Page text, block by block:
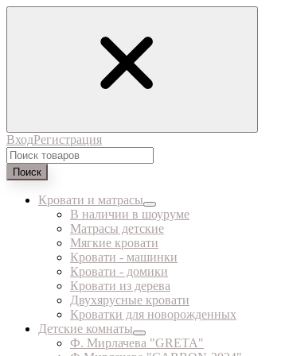
ВходРегистрация
Поиск
Кровати и матрасы
В наличии в шоуруме
Матрасы детские
Мягкие кровати
Кровати - машинки
Кровати - домики
Кровати из дерева
Двухярусные кровати
Кроватки для новорожденных
Детские комнаты
Ф. Мирлачева "GRETA"